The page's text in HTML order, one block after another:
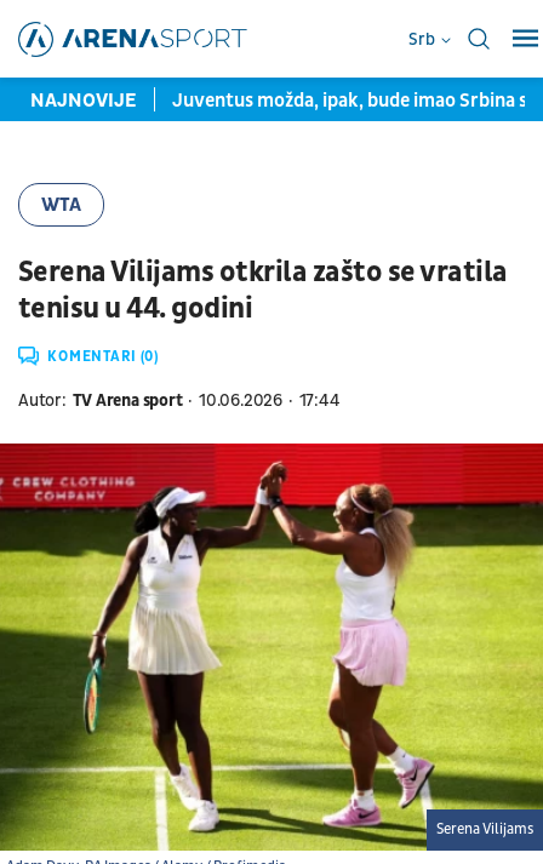
Srb
NAJNOVIJE
medalju Juventus možda, ipak, bude imao Srbina
WTA
Serena Vilijams otkrila zašto se vratila
tenisu u 44. godini
KOMENTARI (0)
Autor: TV Arena sport 10.06.2026 17:44
Serena Vilijams